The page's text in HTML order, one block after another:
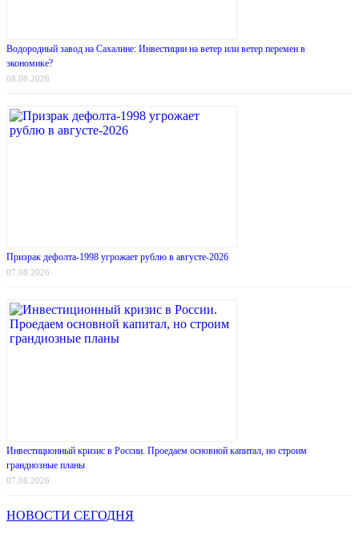
Водородный завод на Сахалине: Инвестиции на ветер или ветер перемен в
экономике?
08.08.2026
Призрак дефолта-1998 угрожает рублю в августе-2026
07.08.2026
Инвестиционный кризис в России. Проедаем основной капитал, но строим
грандиозные планы
07.08.2026
НОВОСТИ СЕГОДНЯ